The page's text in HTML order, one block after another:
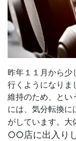
昨年１１月から少
行くようになりま
維持のため、とい
には、気分転換に
がしています。大
○○店に出入り